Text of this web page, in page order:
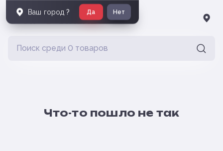
Что-то пошло не так
Ваш город ? Да Нет